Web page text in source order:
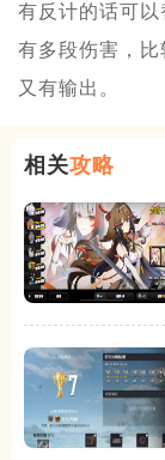
有反计的话可
有多段伤害，
又有输出。
相关攻略